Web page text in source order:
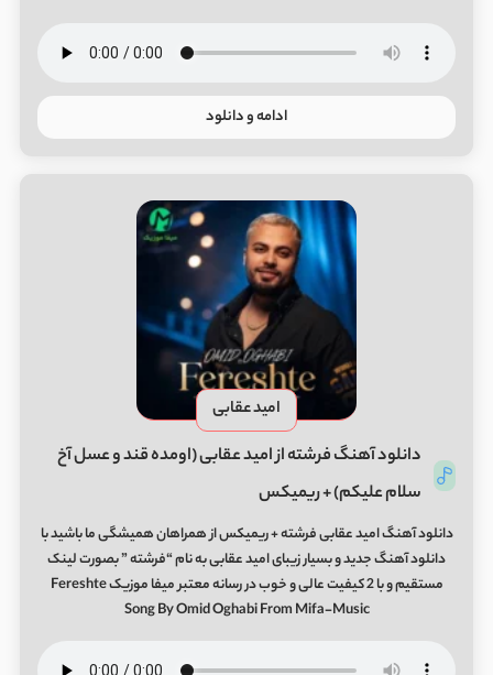
ادامه و دانلود
امید عقابی
دانلود آهنگ فرشته از امید عقابی (اومده قند و عسل آخ
سلام علیکم) + ریمیکس
دانلود آهنگ امید عقابی فرشته + ریمیکس از همراهان همیشگی ما باشید با
دانلود آهنگ جدید و بسیار زیبای امید عقابی به نام “فرشته ” بصورت لینک
مستقیم و با 2 کیفیت عالی و خوب در رسانه معتبر میفا موزیک Fereshte
Song By Omid Oghabi From Mifa-Music